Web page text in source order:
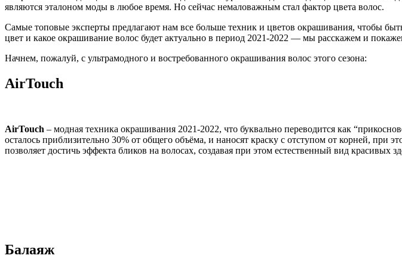
являются эталоном моды в любое время. Но сейчас немаловажным стал фактор цвета волос.
Самые топовые эксперты предлагают нам все больше техник и цветов окрашивания, чтобы
цвет и какое окрашивание волос будет актуально в период 2021-2022 — мы расскажем и
Начнем, пожалуй, с ультрамодного и востребованного окрашивания волос этого сезона:
AirTouch
AirTouch – модная техника окрашивания 2021-2022, что буквально переводится как
осталось приблизительно 30% от общего объёма, и наносят краску с отступом от корней,
позволяет достичь эффекта бликов на волосах, создавая при этом естественный вид красивых
Балаяж